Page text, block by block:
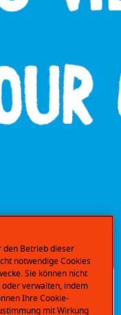
den Betrieb dieser
notwendige Cookies
Sie können nicht
verwalten, indem
Ihre Cookie-
mit Wirkung